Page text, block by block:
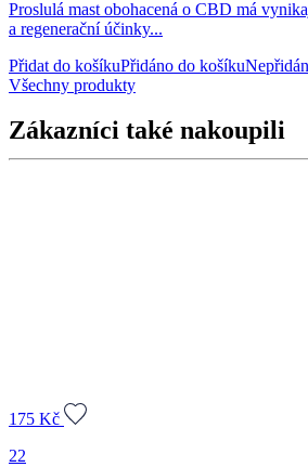
Proslulá mast obohacená o CBD má
a regenerační účinky...
Přidat do košíkuPřidáno do košíku
Všechny produkty
Zákazníci také nakoupili
175 Kč
22